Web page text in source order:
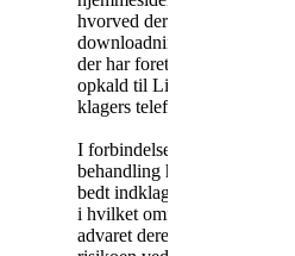
hvorved der er sket
downloadning af et program,
der har foretaget de påklagede
opkald til Liechtenstein via
klagers telefonforbindelse.
I forbindelse med sagens
behandling har sekretariatet
bedt indklagede om at oplyse,
i hvilket omfang de har
advaret deres abonnenter om